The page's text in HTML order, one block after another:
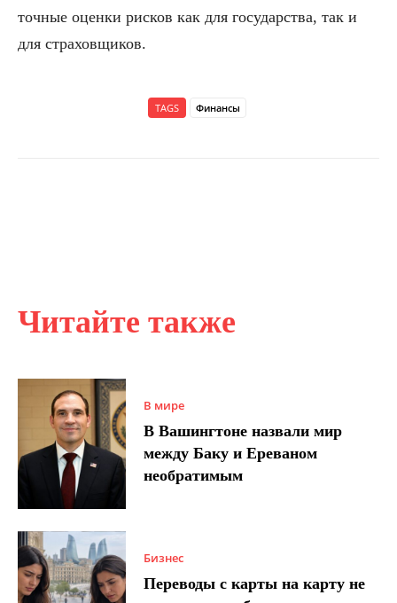
Читайте также
В мире
В Вашингтоне назвали мир
между Баку и Ереваном
необратимым
Бизнес
Переводы с карты на карту не
точные оценки рисков как для государства, так и
для страховщиков.
TAGS Финансы